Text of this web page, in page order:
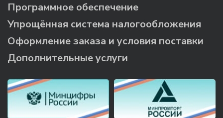
Программное обеспечение
Упрощённая система налогообложения
Оформление заказа и условия поставки
Дополнительные услуги